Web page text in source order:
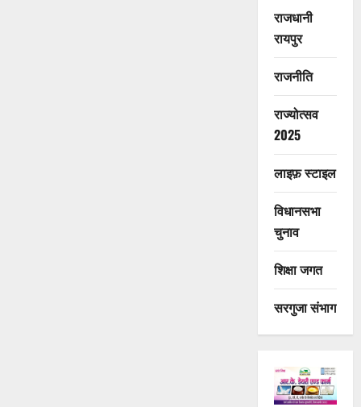
राजधानी
रायपुर
राजनीति
राज्योत्सव
2025
लाइफ़ स्टाइल
विधानसभा
चुनाव
शिक्षा जगत
सरगुजा संभाग